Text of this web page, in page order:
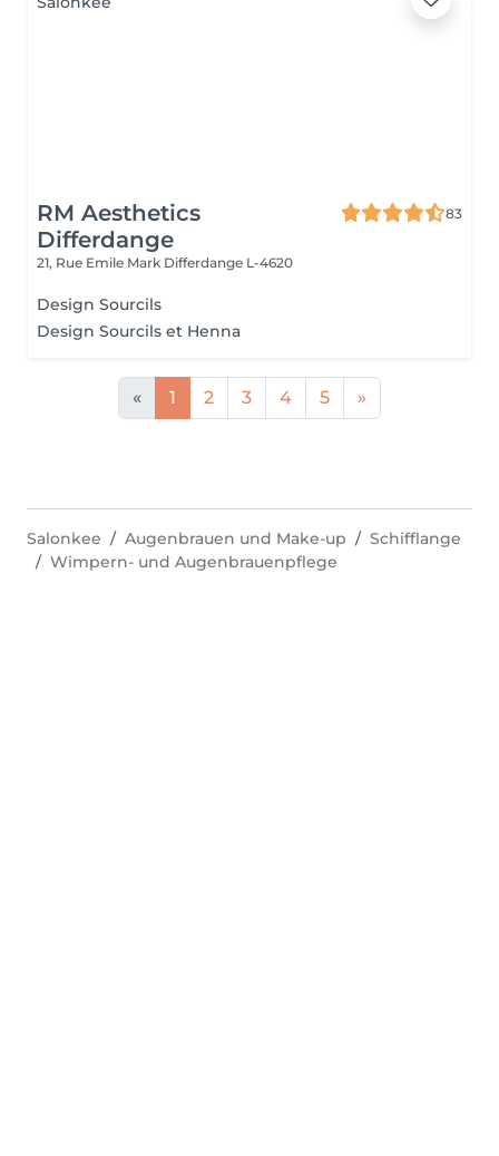
RM Aesthetics
Differdange
83
21, Rue Emile Mark Differdange L-4620
Design Sourcils
Design Sourcils et Henna
« 1 2 3 4 5 »
Salonkee Augenbrauen und Make-up
Schifflange
Wimpern- und Augenbrauenpflege